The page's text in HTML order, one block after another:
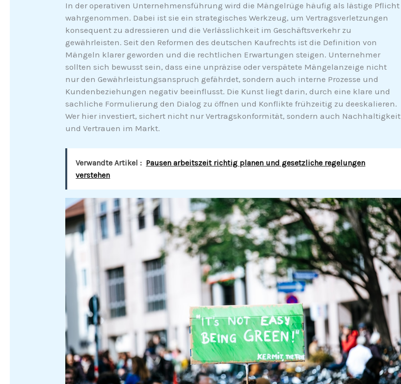
In der operativen Unternehmensführung wird die Mängelrüge häufig als lästige Pflicht
wahrgenommen. Dabei ist sie ein strategisches Werkzeug, um Vertragsverletzungen
konsequent zu adressieren und die Verlässlichkeit im Geschäftsverkehr zu
gewährleisten. Seit den Reformen des deutschen Kaufrechts ist die Definition von
Mängeln klarer geworden und die rechtlichen Erwartungen steigen. Unternehmer
sollten sich bewusst sein, dass eine unpräzise oder verspätete Mängelanzeige nicht
nur den Gewährleistungsanspruch gefährdet, sondern auch interne Prozesse und
Kundenbeziehungen negativ beeinflusst. Die Kunst liegt darin, durch eine klare und
sachliche Formulierung den Dialog zu öffnen und Konflikte frühzeitig zu deeskalieren.
Wer hier investiert, sichert nicht nur Vertragskonformität, sondern auch Nachhaltigkeit
und Vertrauen im Markt.
Verwandte Artikel : Pausen arbeitszeit richtig planen und gesetzliche regelungen
verstehen